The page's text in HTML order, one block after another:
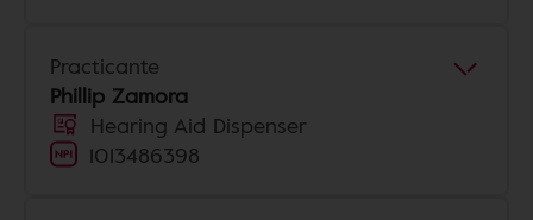
Practicante
Phillip Zamora
Hearing Aid Dispenser
1013486398